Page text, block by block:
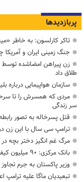
پربازدیدها
تاکر کارلسون: به خاطر
جنگ زمینی ایران و آمریکا
زن پیراهن امضاشده
طلاق داد
سازمان هواپیمایی درباره بلیت ۲۱ میلیونی تهران - اصفهان
مردی که همسرش را تا
سر زندگی
قتل پسرخاله به تصور
ترامپ سی سال با این زن
مرگ غم انگیز دختر بچه
بانک مرکزی: ۹۰ میلیون کیف پول برای ایرانی ها ساخته شد
وزیر پاکستان به جرم
تبعیدیان ماگا علیه ترامپ